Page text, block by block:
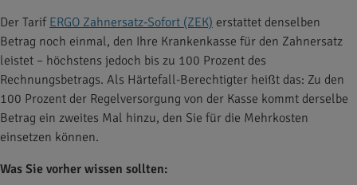
Der Tarif ERGO Zahnersatz-Sofort (ZEK) erstattet denselben
Betrag noch einmal, den Ihre Krankenkasse für den Zahnersatz
leistet – höchstens jedoch bis zu 100 Prozent des
Rechnungsbetrags. Als Härtefall-Berechtigter heißt das: Zu den
100 Prozent der Regelversorgung von der Kasse kommt derselbe
Betrag ein zweites Mal hinzu, den Sie für die Mehrkosten
einsetzen können.
Was Sie vorher wissen sollten: